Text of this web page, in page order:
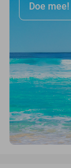
Doe mee!